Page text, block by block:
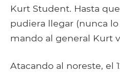
Kurt Student. Hasta
pudiera llegar (nunca lo
mando al general Kurt
Atacando al noreste, el